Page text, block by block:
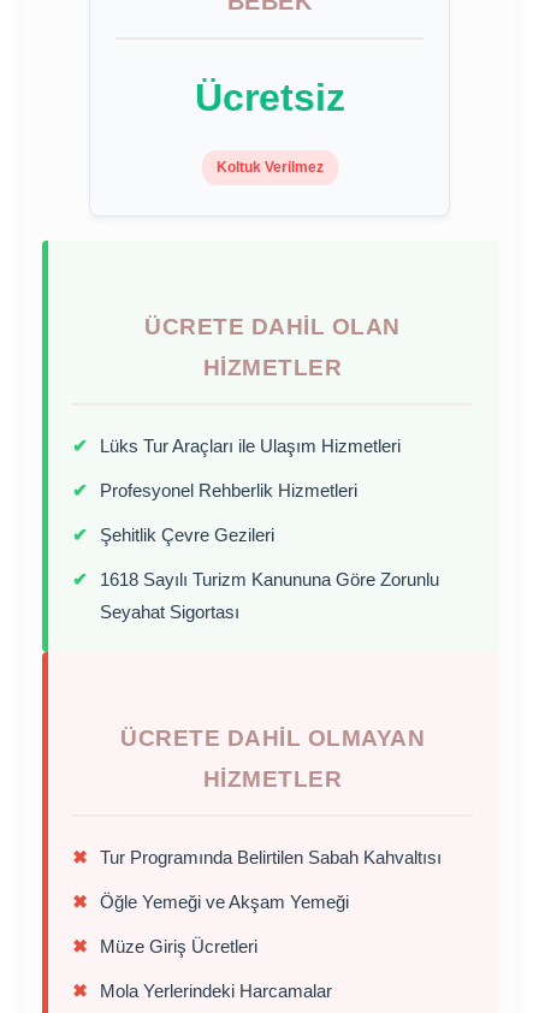
Ücretsiz
Koltuk Verilmez
ÜCRETE DAHIL OLAN
HIZMETLER
✔ Lüks Tur Araçları ile Ulaşım Hizmetleri
✔ Profesyonel Rehberlik Hizmetleri
✔ Şehitlik Çevre Gezileri
✔
1618 Sayılı Turizm Kanununa Göre Zorunlu
Seyahat Sigortası
ÜCRETE DAHIL OLMAYAN
HIZMETLER
✖ Tur Programında Belirtilen Sabah Kahvaltısı
✖ Öğle Yemeği ve Akşam Yemeği
✖ Müze Giriş Ücretleri
✖ Mola Yerlerindeki Harcamalar